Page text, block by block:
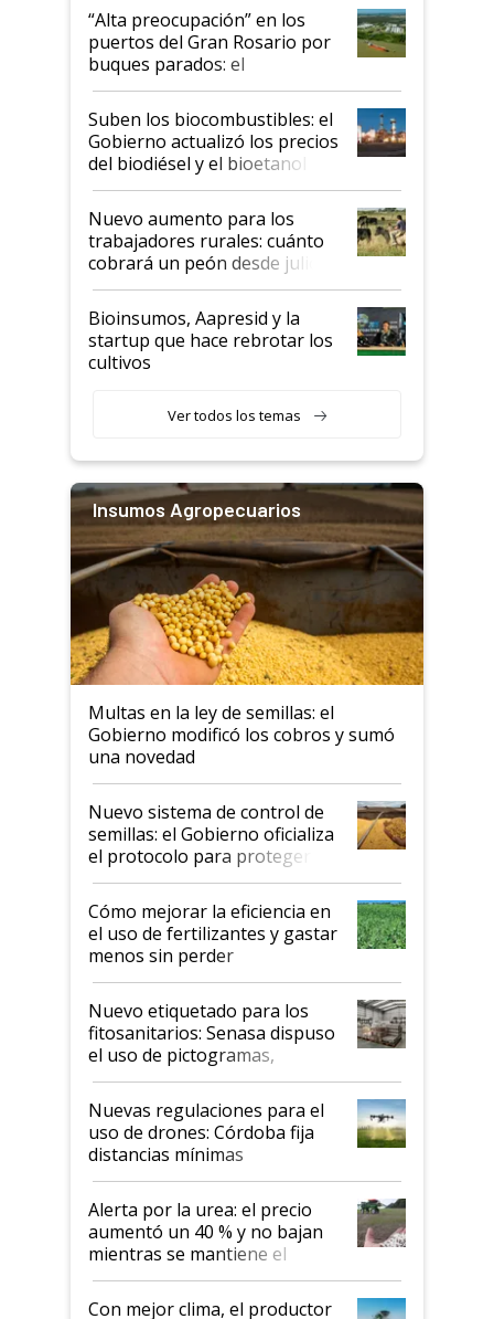
“Alta preocupación” en los
puertos del Gran Rosario por
buques parados: el
funcionamiento de las
exportadoras en tensión tras
la medida de fuerza de los
prácticos
Suben los biocombustibles: el
Gobierno actualizó los precios
del biodiésel y el bioetanol
Nuevo aumento para los
trabajadores rurales: cuánto
cobrará un peón desde julio
Bioinsumos, Aapresid y la
startup que hace rebrotar los
cultivos
Ver todos los temas
Insumos Agropecuarios
Multas en la ley de semillas: el
Gobierno modificó los cobros y sumó
una novedad
Nuevo sistema de control de
semillas: el Gobierno oficializa
el protocolo para proteger la
propiedad intelectual
Cómo mejorar la eficiencia en
el uso de fertilizantes y gastar
menos sin perder
productividad en la campaña
fina
Nuevo etiquetado para los
fitosanitarios: Senasa dispuso
el uso de pictogramas,
palabras de advertencia e
indicaciones
Nuevas regulaciones para el
uso de drones: Córdoba fija
distancias mínimas
Alerta por la urea: el precio
aumentó un 40 % y no bajan
mientras se mantiene el
conflicto en Medio Oriente
Con mejor clima, el productor